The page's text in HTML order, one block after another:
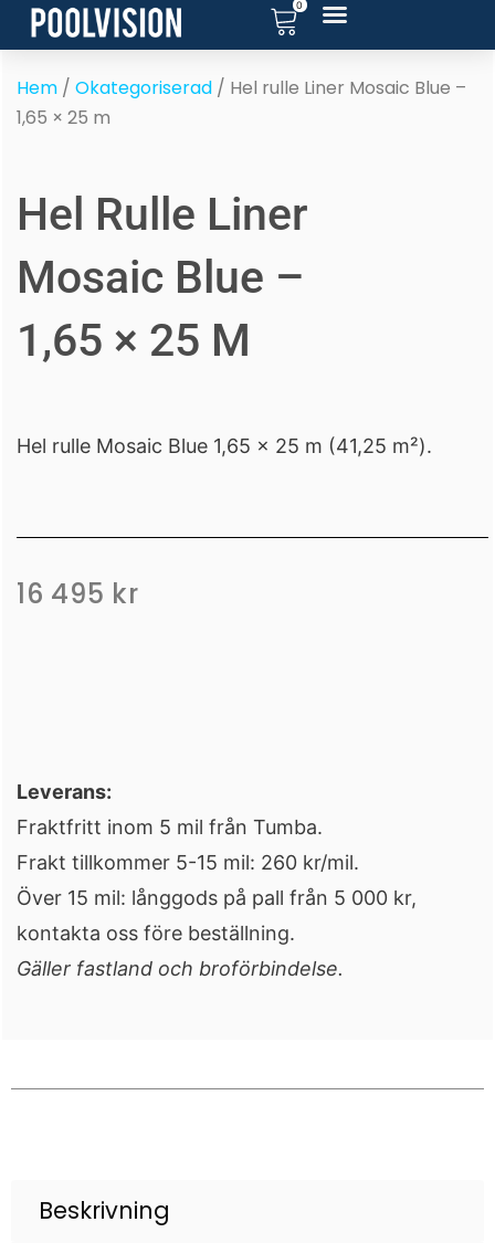
Hoppa
till
innehåll
0
Hem / Okategoriserad / Hel rulle Liner Mosaic Blue –
1,65 × 25 m
Hel Rulle Liner
Mosaic Blue –
1,65 × 25 M
Hel rulle Mosaic Blue 1,65 × 25 m (41,25 m²).
16 495 kr
Leverans:
Fraktfritt inom 5 mil från Tumba.
Frakt tillkommer 5-15 mil: 260 kr/mil.
Över 15 mil: långgods på pall från 5 000 kr,
kontakta oss före beställning.
Gäller fastland och broförbindelse.
Beskrivning